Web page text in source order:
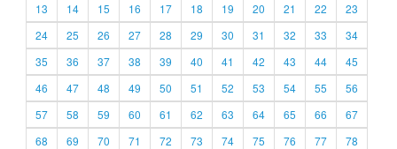
13
14 15 16 17 18 19 20 21 22
23
24
25 26 27 28 29 30 31 32 33
34
35
36 37 38 39 40 41 42 43 44
45
46
47 48 49 50 51 52 53 54 55
56
57
58 59 60 61 62 63 64 65 66
67
68
69 70 71 72 73 74 75 76 77
78